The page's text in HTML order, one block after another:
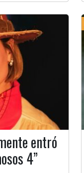
entró
4”